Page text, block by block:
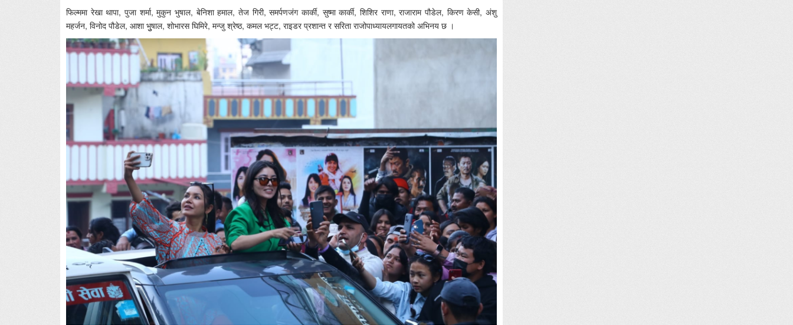
फिल्ममा रेखा थापा, पुजा शर्मा, मुकुन भुषाल, बेनिशा हमाल, तेज गिरी, समर्पणजंग कार्की, सुष्मा कार्की, शिशिर राणा, राजाराम पौडेल, किरण केसी, अंशु
महर्जन, विनोद पौडेल, आशा भुुषाल, शोभारस घिमिरे, मन्जु श्रेष्ठ, कमल भट्ट, राइडर प्रशान्त र सरिता राजोपाध्यायलगायतको अभिनय छ ।